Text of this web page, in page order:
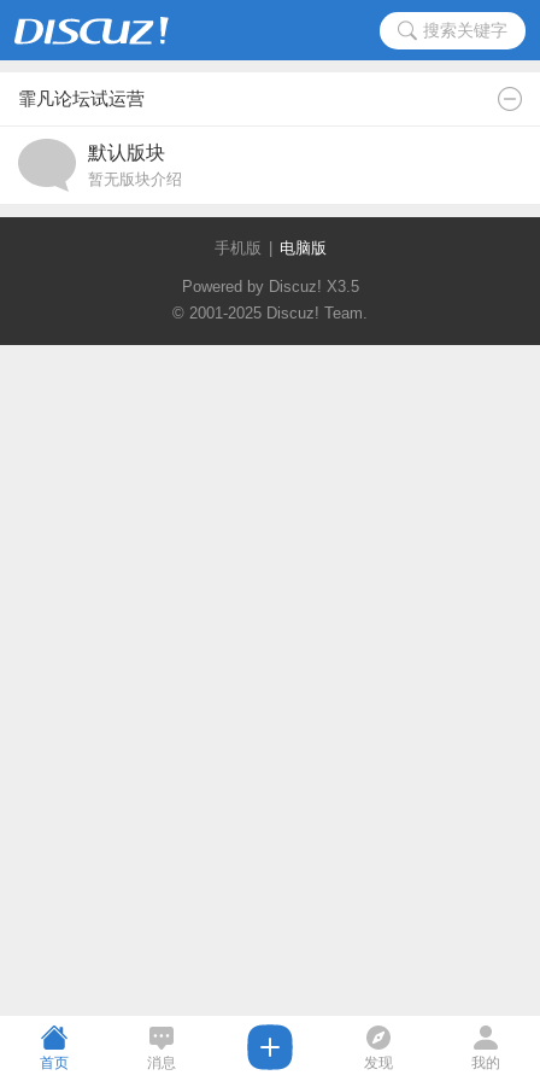
搜索关键字
霏凡论坛试运营
默认版块
暂无版块介绍
手机版 电脑版
Powered by Discuz! X3.5
© 2001-2025 Discuz! Team.
首页 消息 发现 我的